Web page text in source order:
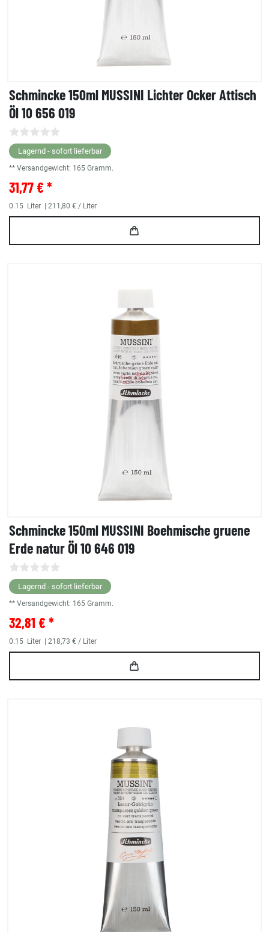
Schmincke 150ml MUSSINI Lichter Ocker Attisch
Öl 10 656 019
Lagernd - sofort lieferbar
** Versandgewicht: 165 Gramm.
31,77 € *
0.15 Liter | 211,80 € / Liter
Schmincke 150ml MUSSINI Boehmische gruene
Erde natur Öl 10 646 019
Lagernd - sofort lieferbar
** Versandgewicht: 165 Gramm.
32,81 € *
0.15 Liter | 218,73 € / Liter